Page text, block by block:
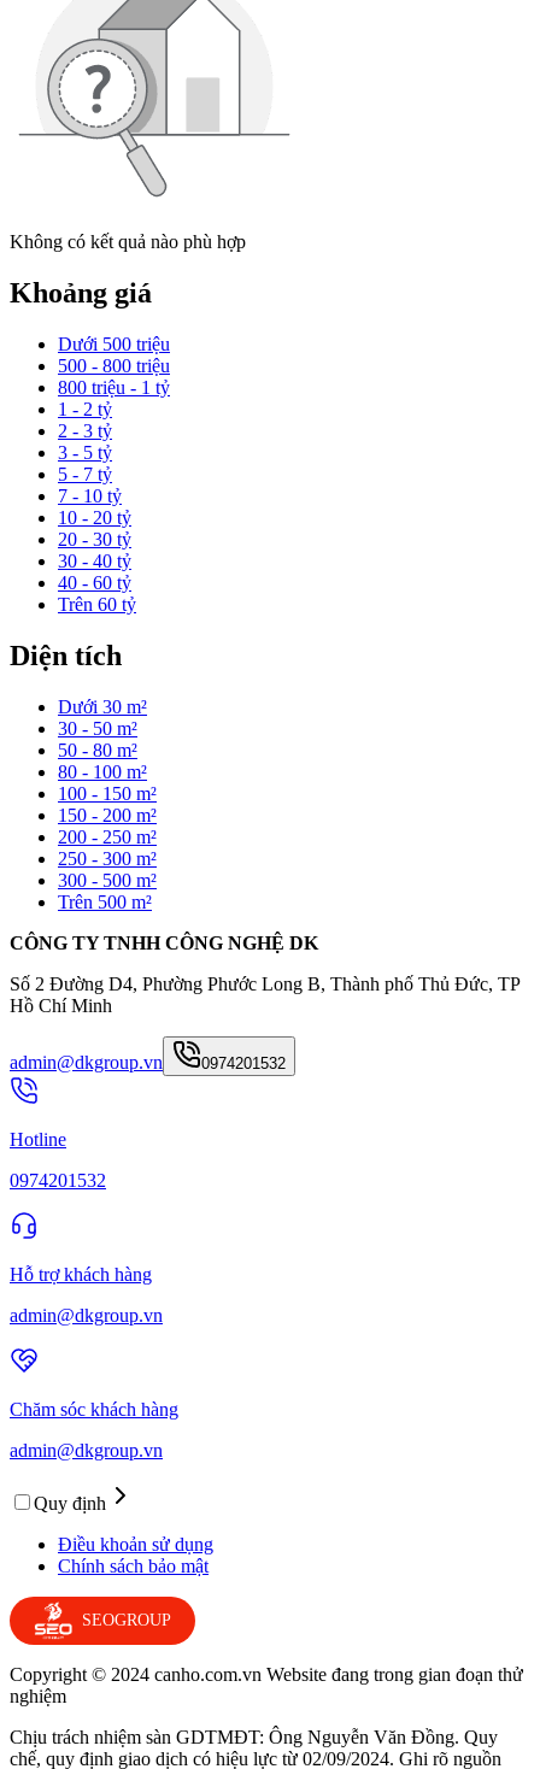
Không có kết quả nào phù hợp
Khoảng giá
Dưới 500 triệu
500 - 800 triệu
800 triệu - 1 tỷ
1 - 2 tỷ
2 - 3 tỷ
3 - 5 tỷ
5 - 7 tỷ
7 - 10 tỷ
10 - 20 tỷ
20 - 30 tỷ
30 - 40 tỷ
40 - 60 tỷ
Trên 60 tỷ
Diện tích
Dưới 30 m²
30 - 50 m²
50 - 80 m²
80 - 100 m²
100 - 150 m²
150 - 200 m²
200 - 250 m²
250 - 300 m²
300 - 500 m²
Trên 500 m²
CÔNG TY TNHH CÔNG NGHỆ DK
Số 2 Đường D4, Phường Phước Long B, Thành phố Thủ Đức, TP
Hồ Chí Minh
admin@dkgroup.vn 0974201532
Hotline
0974201532
Hỗ trợ khách hàng
admin@dkgroup.vn
Chăm sóc khách hàng
admin@dkgroup.vn
Quy định
Điều khoản sử dụng
Chính sách bảo mật
SEOGROUP
Copyright © 2024 canho.com.vn Website đang trong gian đoạn thử
nghiệm
Chịu trách nhiệm sàn GDTMĐT: Ông Nguyễn Văn Đồng. Quy
chế, quy định giao dịch có hiệu lực từ 02/09/2024. Ghi rõ nguồn